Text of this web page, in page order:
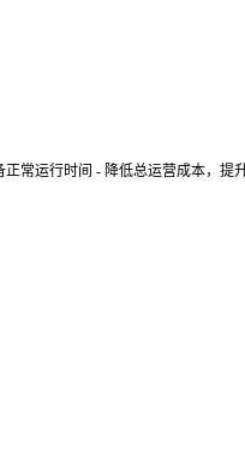
常运行时间 - 降低总运营成本，提